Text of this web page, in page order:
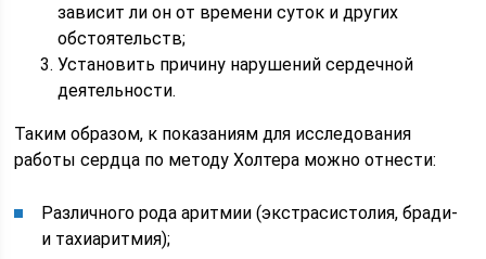
зависит ли он от времени суток и других
обстоятельств;
Установить причину нарушений сердечной
деятельности.
Таким образом, к показаниям для исследования
работы сердца по методу Холтера можно отнести:
Различного рода аритмии (экстрасистолия, бради-
и тахиаритмия);